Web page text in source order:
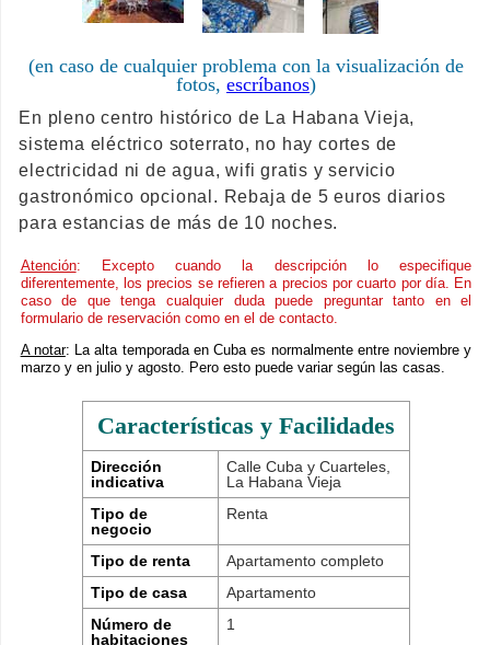
(en caso de cualquier problema con la visualización de
fotos, escríbanos)
En pleno centro histórico de La Habana Vieja,
sistema eléctrico soterrato, no hay cortes de
electricidad ni de agua, wifi gratis y servicio
gastronómico opcional. Rebaja de 5 euros diarios
para estancias de más de 10 noches.
Atención: Excepto cuando la descripción lo especifique
diferentemente, los precios se refieren a precios por cuarto por día. En
caso de que tenga cualquier duda puede preguntar tanto en el
formulario de reservación como en el de contacto.
A notar: La alta temporada en Cuba es normalmente entre noviembre y
marzo y en julio y agosto. Pero esto puede variar según las casas.
Características y Facilidades
Dirección
indicativa
Calle Cuba y Cuarteles,
La Habana Vieja
Tipo de
negocio
Renta
Tipo de renta
Apartamento completo
Tipo de casa
Apartamento
Número de
habitaciones
1